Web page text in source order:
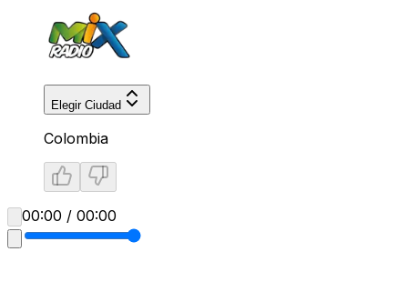
Elegir Ciudad
Colombia
00:00 / 00:00